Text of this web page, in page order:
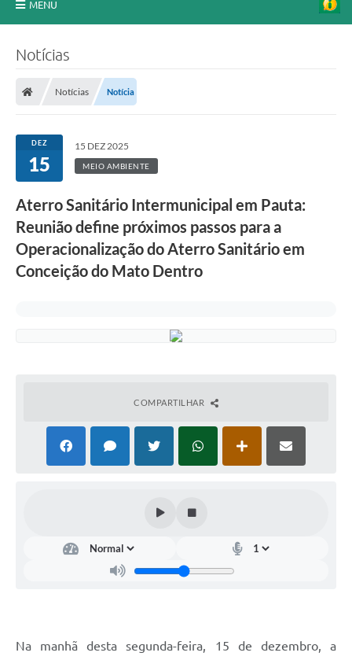
MENU
Transparência Pública
Processo Seletivo/Concurso Público
Taxas de Inscrição/Guia de Arrecadação / Tributos
Online
Plano Diretor Participativo de Serro/MG
Planejamento e Orçamento Público: PPA - LOA -
LDO
Licitações
Lei Aldir Blanc
Chamamento Público
SIC
Notícias
Notícias Notícia
DEZ
15
15 DEZ 2025
MEIO AMBIENTE
Aterro Sanitário Intermunicipal em Pauta:
Reunião define próximos passos para a
Operacionalização do Aterro Sanitário em
Conceição do Mato Dentro
COMPARTILHAR
Na manhã desta segunda-feira, 15 de dezembro, a